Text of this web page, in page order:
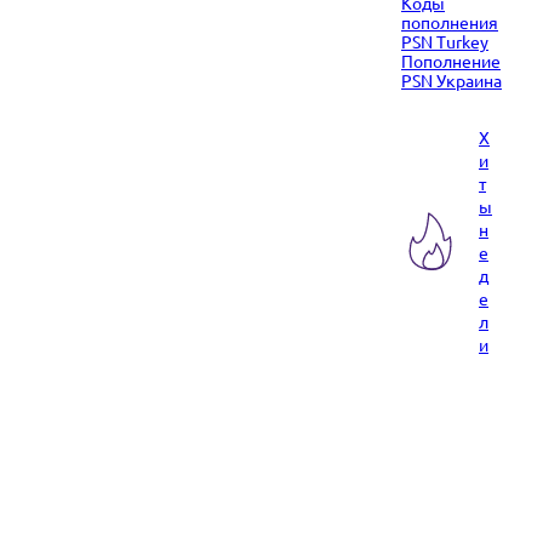
пополнения
PSN Turkey
Пополнение
PSN Украина
Х
и
т
ы
н
е
д
е
л
и